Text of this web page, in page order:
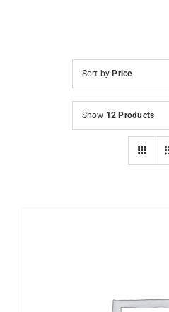
Sort by Price
Show 12 Products